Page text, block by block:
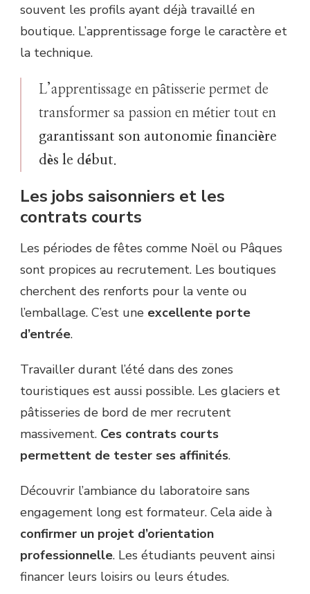
souvent les profils ayant déjà travaillé en
boutique. L’apprentissage forge le caractère et
la technique.
L’apprentissage en pâtisserie permet de
transformer sa passion en métier tout en
garantissant son autonomie financière
dès le début.
Les jobs saisonniers et les
contrats courts
Les périodes de fêtes comme Noël ou Pâques
sont propices au recrutement. Les boutiques
cherchent des renforts pour la vente ou
l’emballage. C’est une excellente porte
d’entrée.
Travailler durant l’été dans des zones
touristiques est aussi possible. Les glaciers et
pâtisseries de bord de mer recrutent
massivement. Ces contrats courts
permettent de tester ses affinités.
Découvrir l’ambiance du laboratoire sans
engagement long est formateur. Cela aide à
confirmer un projet d’orientation
professionnelle. Les étudiants peuvent ainsi
financer leurs loisirs ou leurs études.